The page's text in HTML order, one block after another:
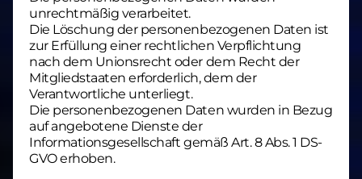
unrechtmäßig verarbeitet.
Die Löschung der personenbezogenen Daten ist
zur Erfüllung einer rechtlichen Verpflichtung
nach dem Unionsrecht oder dem Recht der
Mitgliedstaaten erforderlich, dem der
Verantwortliche unterliegt.
Die personenbezogenen Daten wurden in Bezug
auf angebotene Dienste der
Informationsgesellschaft gemäß Art. 8 Abs. 1 DS-
GVO erhoben.